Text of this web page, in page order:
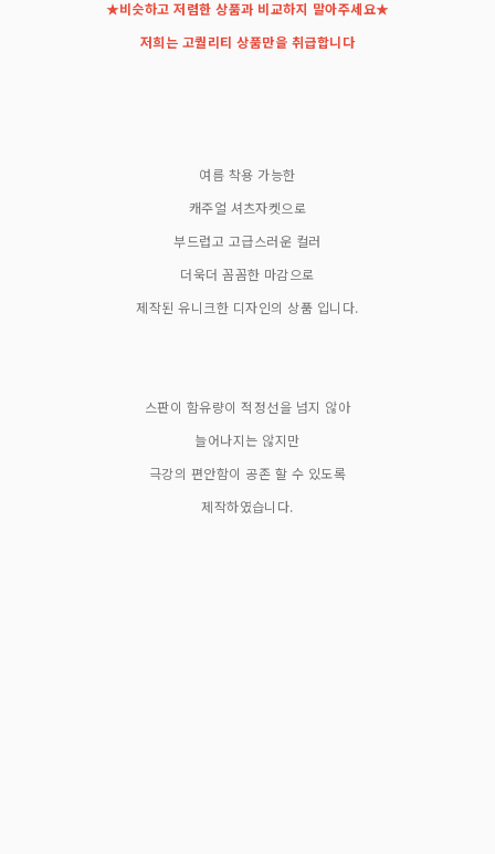
★비슷하고 저렴한 상품과 비교하지 말아주세요★
저희는 고퀄리티 상품만을 취급합니다
여름 착용 가능한
캐주얼 셔츠자켓으로
부드럽고 고급스러운 컬러
더욱더 꼼꼼한 마감으로
제작된 유니크한 디자인의 상품 입니다.
스판이 함유량이 적정선을 넘지 않아
늘어나지는 않지만
극강의 편안함이 공존 할 수 있도록
제작하였습니다.